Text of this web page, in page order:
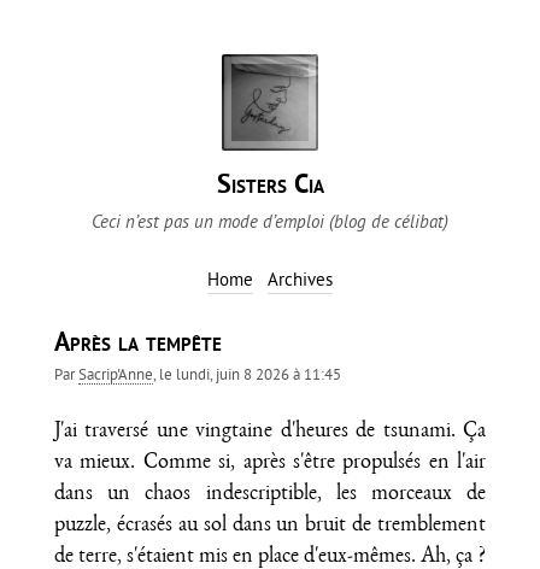
Sisters Cia
Ceci n’est pas un mode d’emploi (blog de célibat)
Home Archives
Après la tempête
ParSacrip'Anne, le lundi, juin 8 2026 à 11:45
J'ai traversé une vingtaine d'heures de tsunami. Ça
va mieux. Comme si, après s'être propulsés en l'air
dans un chaos indescriptible, les morceaux de
puzzle, écrasés au sol dans un bruit de tremblement
de terre, s'étaient mis en place d'eux-mêmes. Ah, ça ?